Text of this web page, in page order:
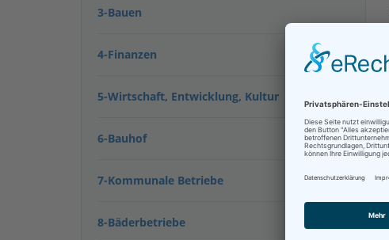
3-Bauen
4-Finanzen
5-Wirtschaft, Entwicklung, Kultur
6-Bauhof
7-Kommunale Betriebe
8-Bäderbetriebe